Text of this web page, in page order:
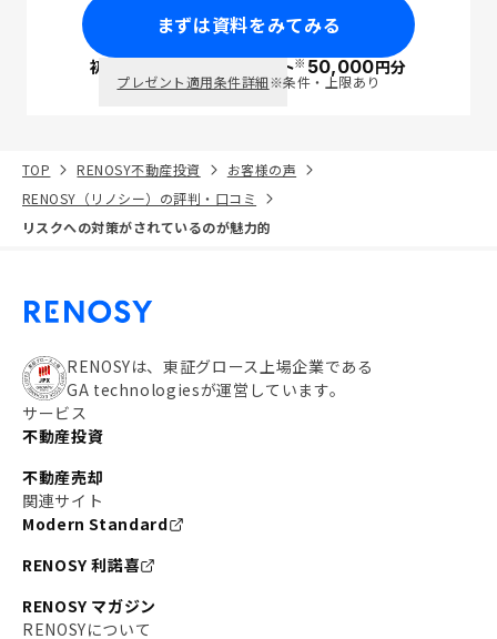
まずは資料をみてみる
初回面談で ポイント※50,000円分
プレゼント適用条件詳細※条件・上限あり
TOP RENOSY不動産投資
お客様の声
RENOSY（リノシー）の評判・口コミ
リスクへの対策がされているのが魅力的
RENOSYは、東証グロース上場企業である
GA technologiesが運営しています。
サービス
不動産投資
不動産売却
関連サイト
Modern Standard
RENOSY 利諾喜
RENOSY マガジン
RENOSYについて